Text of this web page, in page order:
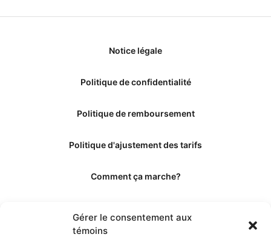
Gérer le consentement aux
témoins
Notice légale
Politique de confidentialité
Politique de remboursement
Politique d'ajustement des tarifs
Comment ça marche?